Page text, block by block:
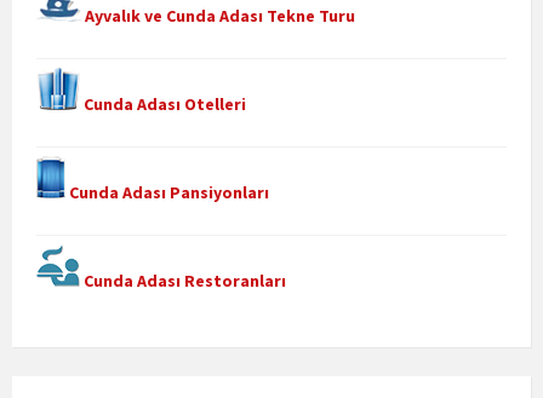
Ayvalık ve Cunda Adası Tekne Turu
Cunda Adası Otelleri
Cunda Adası Pansiyonları
Cunda Adası Restoranları